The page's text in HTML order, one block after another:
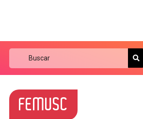
FEMUSC